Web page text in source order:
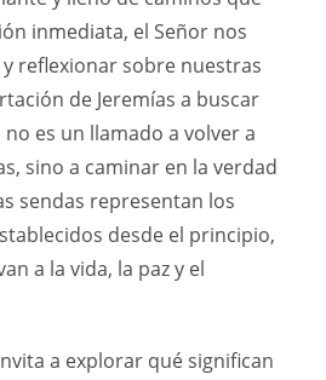
inmediata, el Señor nos
reflexionar sobre nuestras
de Jeremías a buscar
es un llamado a volver a
sino a caminar en la verdad
sendas representan los
desde el principio,
a la vida, la paz y el
a explorar qué significan